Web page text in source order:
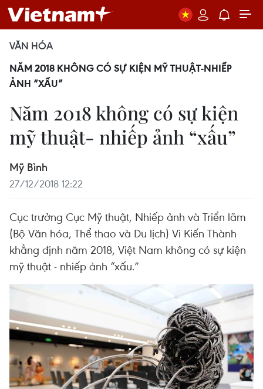
VĂN HÓA
NĂM 2018 KHÔNG CÓ SỰ KIỆN MỸ THUẬT-NHIẾP
ẢNH “XẤU”
Năm 2018 không có sự kiện
mỹ thuật- nhiếp ảnh “xấu”
Mỹ Bình
27/12/2018 12:22
Cục trưởng Cục Mỹ thuật, Nhiếp ảnh và Triển lãm
(Bộ Văn hóa, Thể thao và Du lịch) Vi Kiến Thành
khẳng định năm 2018, Việt Nam không có sự kiện
mỹ thuật - nhiếp ảnh “xấu.”